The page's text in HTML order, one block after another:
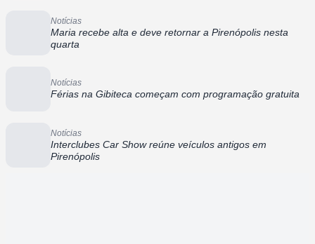
Notícias
Maria recebe alta e deve retornar a Pirenópolis nesta
quarta
Notícias
Férias na Gibiteca começam com programação gratuita
Notícias
Interclubes Car Show reúne veículos antigos em
Pirenópolis